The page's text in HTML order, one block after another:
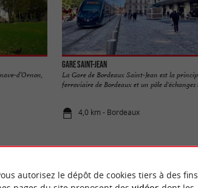
d’Ornon,
Gare Saint-Jean
La Gare de Bordeaux Saint-Jean est la
ferroviaire de Bordeaux et un pôle d'échanges
4,0 km - Bordeaux
autorisez le dépôt de cookies tiers à des